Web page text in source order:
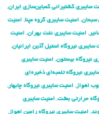
سایبری کشتیرانی کمباین‌سازی ایران,
سبحان, امنیت سایبری گروه مپنا, امنیت
, امنیت سایبری نفت بهران, امنیت
سایبری نیروگاه استیل آذین ایرانیان,
نیروگاه بیستون, امنیت سایبری
نیروگاه تلمبه‌ای ذخیره‌ای
اهواز , امنیت سایبری نیروگاه چابهار ,
حرارتی بعثت, امنیت سایبری
, امنیت سایبری نیروگاه رامین اهواز ,